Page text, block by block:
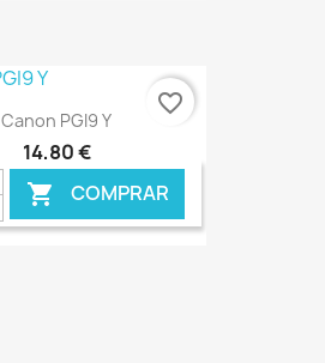
€ ONLINE
Canon PGI9 Y
14,80 €
 COMPRAR
favorite_border